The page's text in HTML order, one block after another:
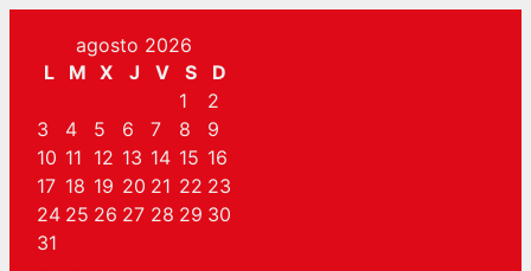
agosto 2026
L
M X J V S D
1
2
3
4 5 6 7 8
9
10 11 12 13 14 15 16
17 18 19 20 21 22 23
24 25 26 27 28 29 30
31